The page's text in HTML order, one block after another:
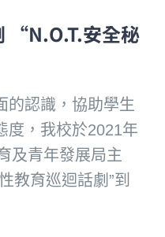
“N.O.T.安全秘
的認識，協助學生
度，我校於2021年
及青年發展局主
教育巡迴話劇”到